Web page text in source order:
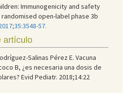
Immunogenicity and safety
open-label phase 3b
57.
artículo
Salinas Pérez E. Vacuna
B, ¿es necesaria una dosis de
Evid Pediatr. 2018;14:22